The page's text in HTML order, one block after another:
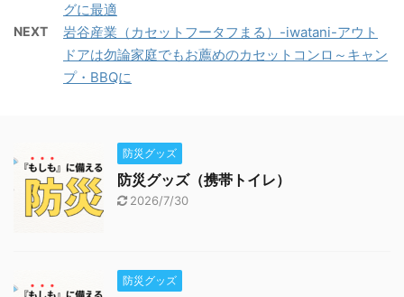
グに最適
NEXT
岩谷産業（カセットフータフまる）-iwatani-アウト
ドアは勿論家庭でもお薦めのカセットコンロ～キャン
プ・BBQに
防災グッズ
防災グッズ（携帯トイレ）
2026/7/30
防災グッズ